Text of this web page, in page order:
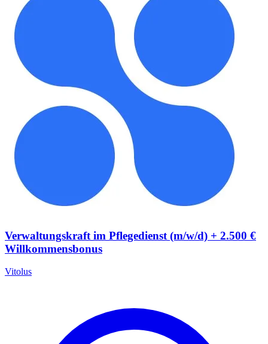
Verwaltungskraft im Pflegedienst (m/w/d) + 2.500 €
Willkommensbonus
Vitolus